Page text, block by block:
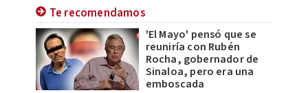
Te recomendamos
'El Mayo' pensó que se
reuniría con Rubén
Rocha, gobernador de
Sinaloa, pero era una
emboscada